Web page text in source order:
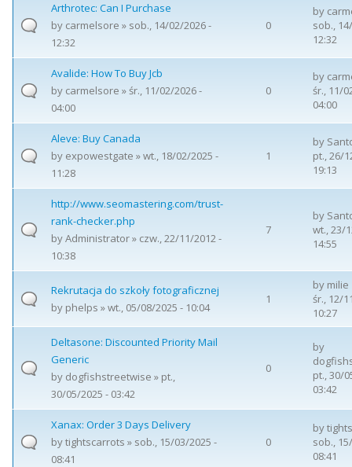
Arthrotec: Can I Purchase
by carmelsore » sob., 14/02/2026 -
12:32
0
by
sob.,
12:32
Avalide: How To Buy Jcb
by carmelsore » śr., 11/02/2026 -
04:00
0
by
śr., 11/
04:00
Aleve: Buy Canada
by expowestgate » wt., 18/02/2025 -
11:28
1
by
pt., 26/
19:13
http://www.seomastering.com/trust-
rank-checker.php
byAdministrator» czw., 22/11/2012 -
10:38
7
by
wt., 23/
14:55
Rekrutacja do szkoły fotograficznej
by phelps » wt., 05/08/2025 - 10:04
1
by milie
śr., 12/
10:27
Deltasone: Discounted Priority Mail
Generic
by dogfishstreetwise » pt.,
30/05/2025 - 03:42
0
by
pt., 30/
03:42
Xanax: Order 3 Days Delivery
bytightscarrots » sob., 15/03/2025 -
08:41
0
by
sob.,
08:41